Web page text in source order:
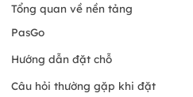
Tổng quan về nền tảng
PasGo
Hướng dẫn đặt chỗ
Câu hỏi thường gặp khi đặt